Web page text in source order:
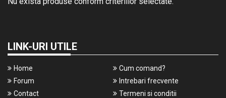
LINK-URI UTILE
Home
Forum
Contact
Cum comand?
Intrebari frecvente
Termeni si conditii